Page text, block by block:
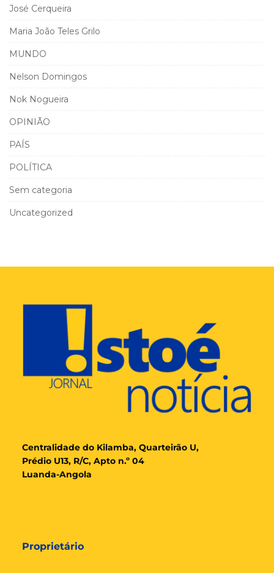
José Cerqueira
Maria João Teles Grilo
MUNDO
Nelson Domingos
Nok Nogueira
OPINIÃO
PAÍS
POLÍTICA
Sem categoria
Uncategorized
Centralidade do Kilamba, Quarteirão U,
Prédio U13, R/C, Apto n.º 04
Luanda-Angola
Proprietário